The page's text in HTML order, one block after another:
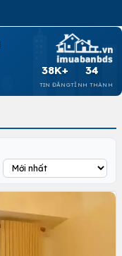
38K+
TIN ĐĂNG
34
TỈNH THÀNH